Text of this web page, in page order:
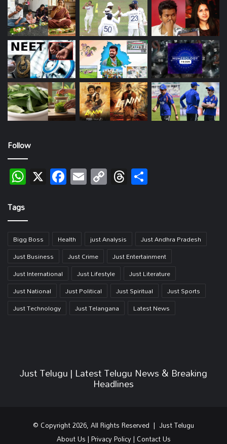
Follow
WhatsApp
X Facebook
EmailCopy
Link
Threads
Tags
Bigg Boss Health just Analysis
Just Andhra Pradesh
Just Business
Just Crime
Just Entertainment
Just International
Just Lifestyle
Just Literature
Just National
Just Political Just Spiritual
Just Sports
Just Technology
Just Telangana Latest News
Just Telugu | Latest Telugu News & Breaking
Headlines
© Copyright 2026, All Rights Reserved | Just Telugu
About Us|Privacy Policy| Contact Us